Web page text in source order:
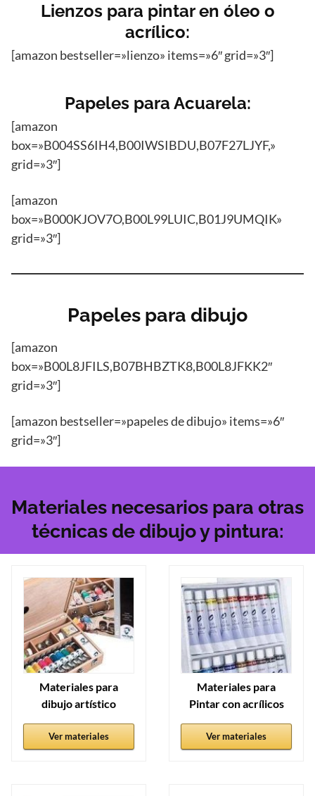
Lienzos para pintar en óleo o
acrílico:
[amazon bestseller=»lienzo» items=»6″ grid=»3″]
Papeles para Acuarela:
[amazon
box=»B004SS6IH4,B00IWSIBDU,B07F27LJYF,»
grid=»3″]
[amazon
box=»B000KJOV7O,B00L99LUIC,B01J9UMQIK»
grid=»3″]
Papeles para dibujo
[amazon
box=»B00L8JFILS,B07BHBZTK8,B00L8JFKK2″
grid=»3″]
[amazon bestseller=»papeles de dibujo» items=»6″
grid=»3″]
Materiales necesarios para otras
técnicas de dibujo y pintura:
Materiales para
dibujo artístico
Ver materiales
Materiales para
Pintar con acrílicos
Ver materiales